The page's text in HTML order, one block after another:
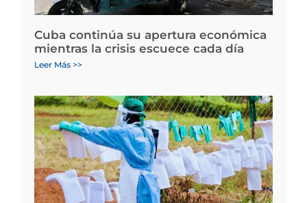
Cuba continúa su apertura económica
mientras la crisis escuece cada día
Leer Más >>